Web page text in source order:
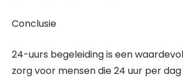
Conclusie
24-uurs begeleiding is een
zorg voor mensen die 24 uur per